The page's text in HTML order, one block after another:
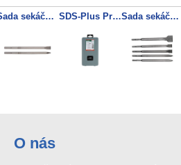
Sada sekáčů SDS-max, SP, 2dílná SDS-Plus Pro 4 sada vrtáků 7dílná Sada sekáčů SDS-plus, „professional“, 5 dílná
O nás